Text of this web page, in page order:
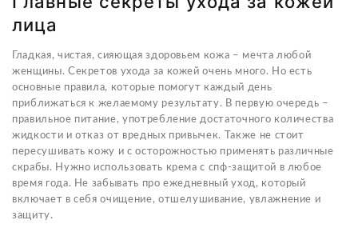
лица
Гладкая, чистая, сияющая здоровьем кожа – мечта любой
женщины. Секретов ухода за кожей очень много. Но есть
основные правила, которые помогут каждый день
приближаться к желаемому результату. В первую очередь –
правильное питание, употребление достаточного количества
жидкости и отказ от вредных привычек. Также не стоит
пересушивать кожу и с осторожностью применять различные
скрабы. Нужно использовать крема с спф-защитой в любое
время года. Не забывать про ежедневный уход, который
включает в себя очищение, отшелушивание, увлажнение и
защиту.